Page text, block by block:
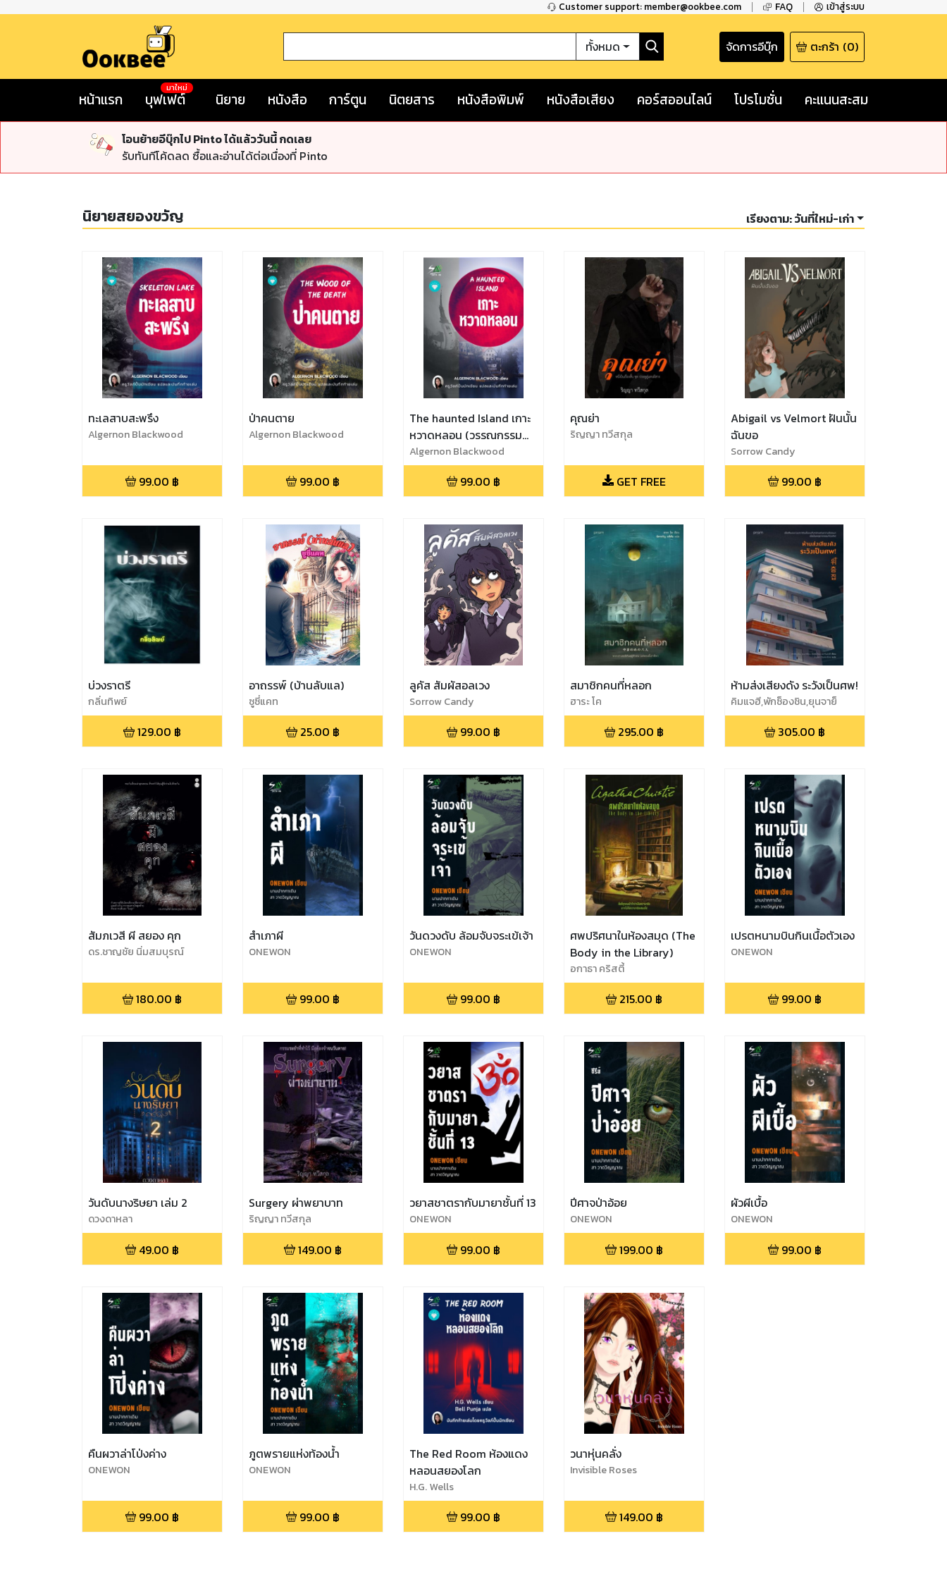
Customer support: member@ookbee.com FAQ เข้าสู่ระบบ
ทั้งหมด จัดการอีบุ๊ก ตะกร้า (0)
หน้าแรก บุฟเฟต์
มาใหม่
นิยาย หนังสือ การ์ตูน นิตยสาร หนังสือพิมพ์ หนังสือเสียง คอร์สออนไลน์ โปรโมชั่น คะแนนสะสม
โอนย้ายอีบุ๊กไป Pinto ได้แล้ววันนี้ กดเลย
รับทันทีโค้ดลด ซื้อและอ่านได้ต่อเนื่องที่ Pinto
นิยายสยองขวัญ เรียงตาม:วันที่ใหม่-เก่า
ทะเลสาบสะพรึง
Algernon Blackwood
99.00 ฿
ป่าคนตาย
Algernon Blackwood
99.00 ฿
The haunted Island เกาะ
หวาดหลอน (วรรณกรรมน้ำ
เอก)
Algernon Blackwood
99.00 ฿
คุณย่า
ริญญา ทวีสกุล
GET FREE
Abigail vs Velmort ฝันนั้น
ฉันขอ
Sorrow Candy
99.00 ฿
บ่วงราตรี
กลิ่นทิพย์
129.00 ฿
อาถรรพ์ (บ้านลับแล)
ซูซี่แคท
25.00 ฿
ลูคัส สัมผัสอลเวง
Sorrow Candy
99.00 ฿
สมาชิกคนที่หลอก
ฮาระ โค
295.00 ฿
ห้ามส่งเสียงดัง ระวังเป็นศพ!
คิมแจฮี,พักซ็องชิน,ยุนจาย็
อง,ยังซูรย็อน
305.00 ฿
สัมภเวสี ผี สยอง คุก
ดร.ชาญชัย นิ่มสมบุรณ์
180.00 ฿
สำเภาผี
ONEWON
99.00 ฿
วันดวงดับ ล้อมจับจระเข้เจ้า
ONEWON
99.00 ฿
ศพปริศนาในห้องสมุด (The
Body in the Library)
อกาธา คริสตี้
215.00 ฿
เปรตหนามบินกินเนื้อตัวเอง
ONEWON
99.00 ฿
วันดับนางริษยา เล่ม 2
ดวงดาหลา
49.00 ฿
Surgery ผ่าพยาบาท
ริญญา ทวีสกุล
149.00 ฿
วยาสชาตรากับมายาชั้นที่ 13
ONEWON
99.00 ฿
ปีศาจป่าอ้อย
ONEWON
199.00 ฿
ผัวผีเบื้อ
ONEWON
99.00 ฿
คืนผวาล่าโป่งค่าง
ONEWON
99.00 ฿
ภูตพรายแห่งท้องน้ำ
ONEWON
99.00 ฿
The Red Room ห้องแดง
หลอนสยองโลก
H.G. Wells
99.00 ฿
วนาหุ่นคลั่ง
Invisible Roses
149.00 ฿